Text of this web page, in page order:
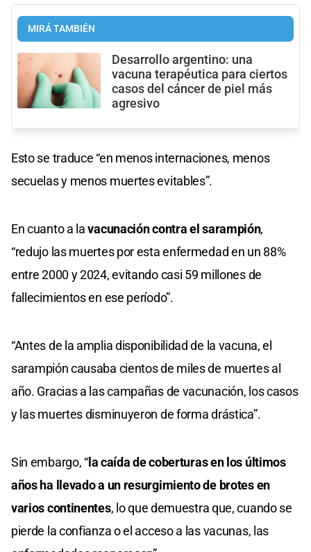
MIRÁ TAMBIÉN
Desarrollo argentino: una
vacuna terapéutica para ciertos
casos del cáncer de piel más
agresivo
Esto se traduce “en menos internaciones, menos
secuelas y menos muertes evitables”.
En cuanto a lavacunación contra el sarampión,
“redujo las muertes por esta enfermedad en un 88%
entre 2000 y 2024, evitando casi 59 millones de
fallecimientos en ese período”.
“Antes de la amplia disponibilidad de la vacuna, el
sarampión causaba cientos de miles de muertes al
año. Gracias a las campañas de vacunación, los casos
y las muertes disminuyeron de forma drástica”.
Sin embargo, “la caída de coberturas en los últimos
años ha llevado a un resurgimiento de brotes en
varios continentes, lo que demuestra que, cuando se
pierde la confianza o el acceso a las vacunas, las